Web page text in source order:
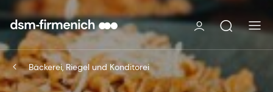
Bäckerei, Riegel und Konditorei